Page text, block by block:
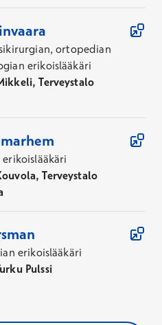
ortopedian
erikoislääkäri
Terveystalo
Terveystalo
erikoislääkäri
Pulssi